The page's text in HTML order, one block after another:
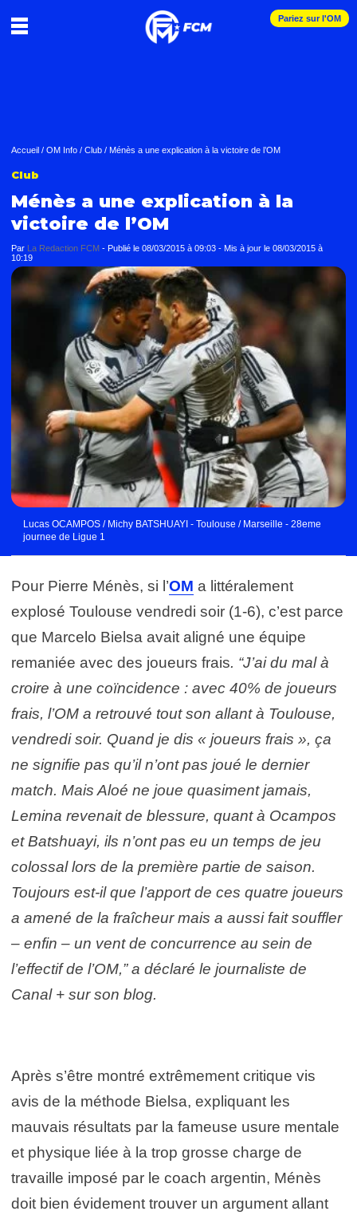
Pariez sur l'OM
Accueil / OM Info / Club / Ménès a une explication à la victoire de l’OM
Club
Ménès a une explication à la
victoire de l’OM
Par La Redaction FCM - Publié le 08/03/2015 à 09:03 - Mis à jour le 08/03/2015 à
10:19
Lucas OCAMPOS / Michy BATSHUAYI - Toulouse / Marseille - 28eme
journee de Ligue 1
Pour Pierre Ménès, si l’OM a littéralement
explosé Toulouse vendredi soir (1-6), c’est parce
que Marcelo Bielsa avait aligné une équipe
remaniée avec des joueurs frais. “J’ai du mal à
croire à une coïncidence : avec 40% de joueurs
frais, l’OM a retrouvé tout son allant à Toulouse,
vendredi soir. Quand je dis « joueurs frais », ça
ne signifie pas qu’il n’ont pas joué le dernier
match. Mais Aloé ne joue quasiment jamais,
Lemina revenait de blessure, quant à Ocampos
et Batshuayi, ils n’ont pas eu un temps de jeu
colossal lors de la première partie de saison.
Toujours est-il que l’apport de ces quatre joueurs
a amené de la fraîcheur mais a aussi fait souffler
– enfin – un vent de concurrence au sein de
l’effectif de l’OM,” a déclaré le journaliste de
Canal + sur son blog.
Après s’être montré extrêmement critique vis
avis de la méthode Bielsa, expliquant les
mauvais résultats par la fameuse usure mentale
et physique liée à la trop grosse charge de
travaille imposé par le coach argentin, Ménès
doit bien évidement trouver un argument allant